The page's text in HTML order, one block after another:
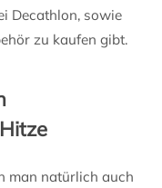
Decathlon, sowie
zu kaufen gibt.
man natürlich auch